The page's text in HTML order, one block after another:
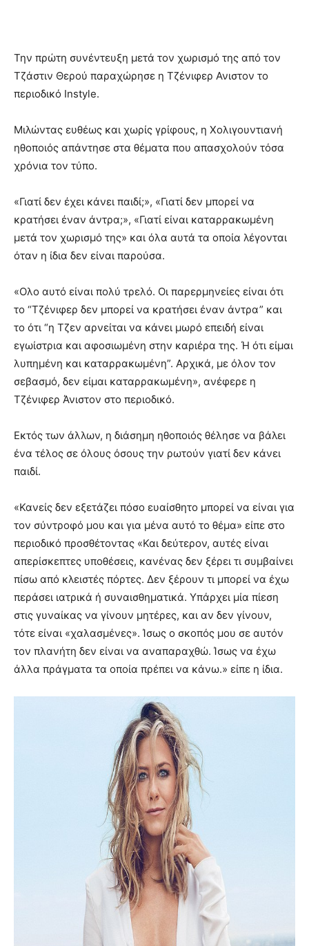
Την πρώτη συνέντευξη μετά τον χωρισμό της από τον
Τζάστιν Θερού παραχώρησε η Τζένιφερ Ανιστον το
περιοδικό Instyle.
Μιλώντας ευθέως και χωρίς γρίφους, η Χολιγουντιανή
ηθοποιός απάντησε στα θέματα που απασχολούν τόσα
χρόνια τον τύπο.
«Γιατί δεν έχει κάνει παιδί;», «Γιατί δεν μπορεί να
κρατήσει έναν άντρα;», «Γιατί είναι καταρρακωμένη
μετά τον χωρισμό της» και όλα αυτά τα οποία λέγονται
όταν η ίδια δεν είναι παρούσα.
«Ολο αυτό είναι πολύ τρελό. Οι παρερμηνείες είναι ότι
το “Τζένιφερ δεν μπορεί να κρατήσει έναν άντρα” και
το ότι “η Τζεν αρνείται να κάνει μωρό επειδή είναι
εγωίστρια και αφοσιωμένη στην καριέρα της. Ή ότι είμαι
λυπημένη και καταρρακωμένη”. Αρχικά, με όλον τον
σεβασμό, δεν είμαι καταρρακωμένη», ανέφερε η
Τζένιφερ Άνιστον στο περιοδικό.
Εκτός των άλλων, η διάσημη ηθοποιός θέλησε να βάλει
ένα τέλος σε όλους όσους την ρωτούν γιατί δεν κάνει
παιδί.
«Κανείς δεν εξετάζει πόσο ευαίσθητο μπορεί να είναι για
τον σύντροφό μου και για μένα αυτό το θέμα» είπε στο
περιοδικό προσθέτοντας «Και δεύτερον, αυτές είναι
απερίσκεπτες υποθέσεις, κανένας δεν ξέρει τι συμβαίνει
πίσω από κλειστές πόρτες. Δεν ξέρουν τι μπορεί να έχω
περάσει ιατρικά ή συναισθηματικά. Υπάρχει μία πίεση
στις γυναίκας να γίνουν μητέρες, και αν δεν γίνουν,
τότε είναι «χαλασμένες». Ίσως ο σκοπός μου σε αυτόν
τον πλανήτη δεν είναι να αναπαραχθώ. Ίσως να έχω
άλλα πράγματα τα οποία πρέπει να κάνω.» είπε η ίδια.